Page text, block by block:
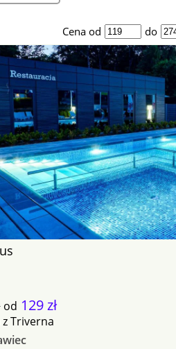
Cena od do
od 129 zł
zTriverna